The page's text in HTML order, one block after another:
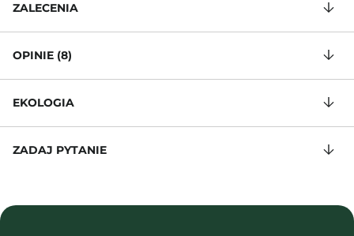
ZALECENIA
OPINIE (8)
EKOLOGIA
ZADAJ PYTANIE